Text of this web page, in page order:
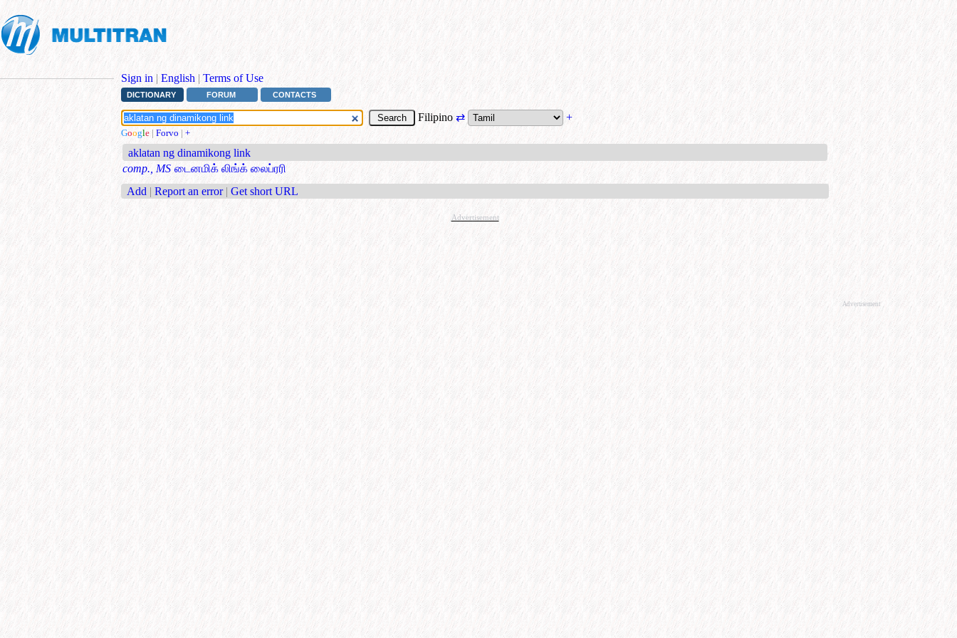
Sign in | English | Terms of Use
DICTIONARY FORUM CONTACTS
Filipino ⇄ +
Google | Forvo | +
aklatan ng dinamikong link
comp., MS டைனமிக் லிங்க் லைப்ரரி
Add | Report an error | Get short URL
Advertisement
Advertisement